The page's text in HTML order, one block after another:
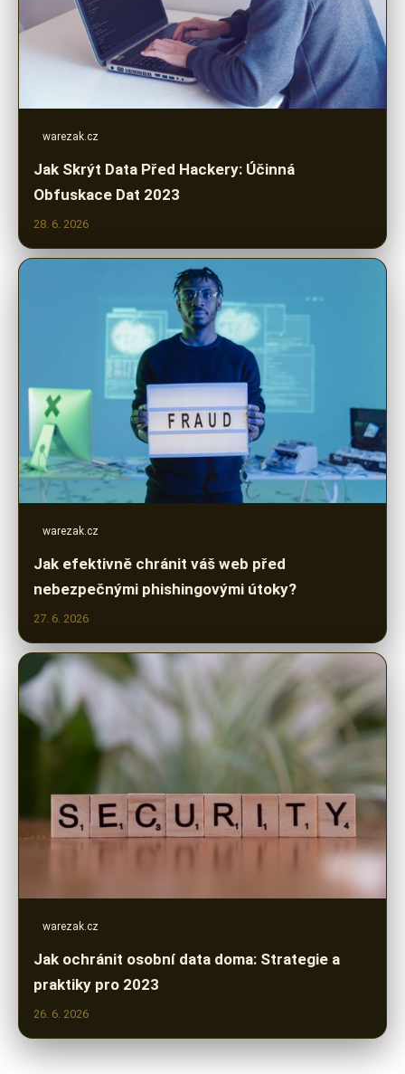
warezak.cz
Jak Skrýt Data Před Hackery: Účinná
Obfuskace Dat 2023
28. 6. 2026
warezak.cz
Jak efektivně chránit váš web před
nebezpečnými phishingovými útoky?
27. 6. 2026
warezak.cz
Jak ochránit osobní data doma: Strategie a
praktiky pro 2023
26. 6. 2026